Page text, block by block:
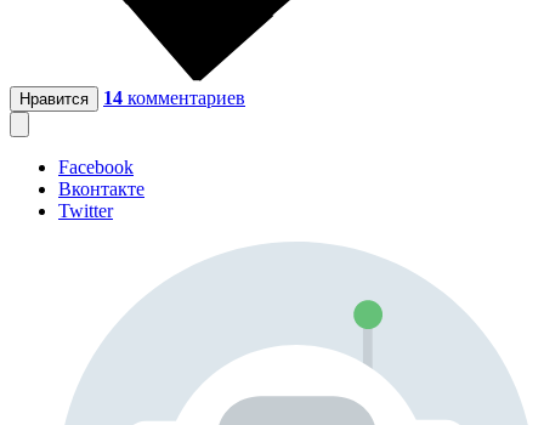
Нравится 14 комментариев
Facebook
Вконтакте
Twitter